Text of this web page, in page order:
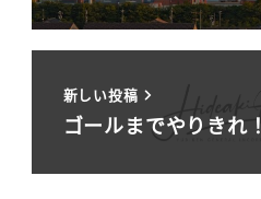
新しい投稿
ゴールまでやりきれ！